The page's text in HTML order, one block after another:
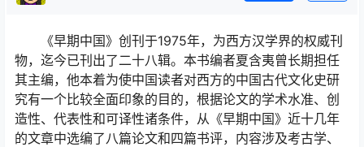
《早期中国》创刊于1975年，为西方汉学界的权威刊
物，迄今已刊出了二十八辑。本书编者夏含夷曾长期担任
其主编，他本着为使中国读者对西方的中国古代文化史研
究有一个比较全面印象的目的，根据论文的学术水准、创
造性、代表性和可译性诸条件，从《早期中国》近十几年
的文章中选编了八篇论文和四篇书评，内容涉及考古学、